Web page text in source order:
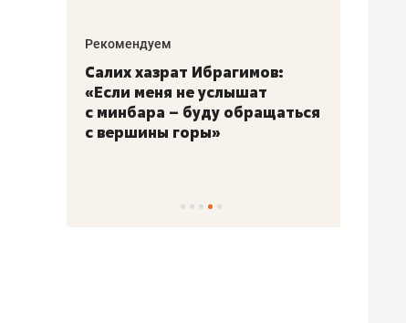
Рекомендуем
Салих хазрат Ибрагимов:
«Если меня не услышат
с минбара – буду обращаться
с вершины горы»